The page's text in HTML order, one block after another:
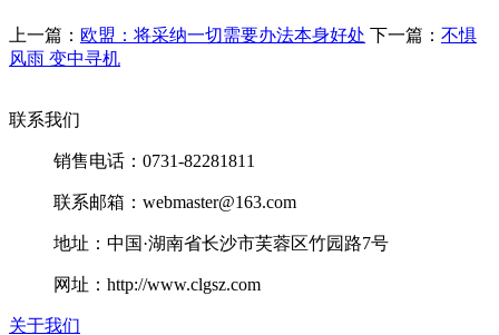
上一篇： 欧盟：将采纳一切需要办法本身好处 下一篇： 不惧
风雨 变中寻机
联系我们
销售电话：0731-82281811
联系邮箱：webmaster@163.com
地址：中国·湖南省长沙市芙蓉区竹园路7号
网址：http://www.clgsz.com
关于我们